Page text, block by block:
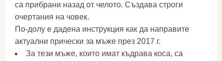
са прибрани назад от челото. Създава строги
очертания на човек.
По-долу е дадена инструкция как да направите
актуални прически за мъже през 2017 г.
За тези мъже, които имат къдрава коса, са